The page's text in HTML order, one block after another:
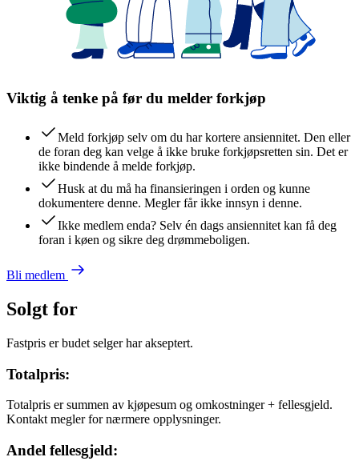
Viktig å tenke på før du melder forkjøp
Meld forkjøp selv om du har kortere ansiennitet. Den eller
de foran deg kan velge å ikke bruke forkjøpsretten sin. Det er
ikke bindende å melde forkjøp.
Husk at du må ha finansieringen i orden og kunne
dokumentere denne. Megler får ikke innsyn i denne.
Ikke medlem enda? Selv én dags ansiennitet kan få deg
foran i køen og sikre deg drømmeboligen.
Bli medlem
Solgt for
Fastpris er budet selger har akseptert.
Totalpris:
Totalpris er summen av kjøpesum og omkostninger + fellesgjeld.
Kontakt megler for nærmere opplysninger.
Andel fellesgjeld: